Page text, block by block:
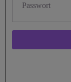
Passwort